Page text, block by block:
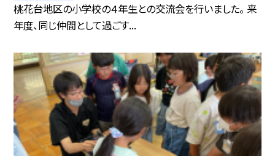
桃花台地区の小学校の４年生との交流会を行いました。 来
年度、同じ仲間として過ごす...